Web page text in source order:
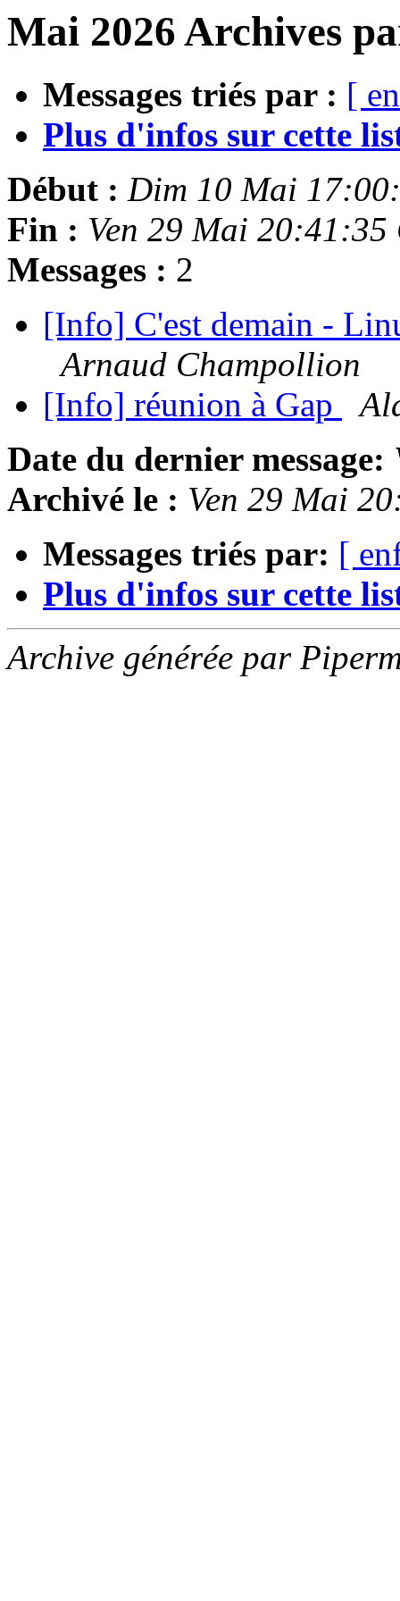
Mai 2026 Archives
Messages triés par : [
Plus d'infos sur cette
Début : Dim 10 Mai
Fin : Ven 29 Mai 20:41:35
Messages : 2
[Info] C'est demain -
Arnaud Champollion
[Info] réunion à Gap
Date du dernier message:
Archivé le : Ven 29 Mai
Messages triés par: [
Plus d'infos sur cette
Archive générée par